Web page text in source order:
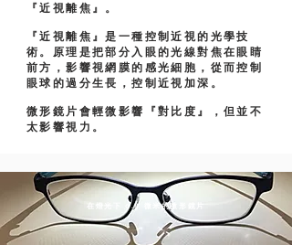
『近視離焦』。
『近視離焦』是一種控制近視的光學技
術。原理是把部分入眼的光線對焦在眼睛
前方，影響視網膜的感光細胞，從而控制
眼球的過分生長，控制近視加深。
微形鏡片會輕微影響『對比度』，但並不
太影響視力。
​在燈光下 0.8 微米的微形鏡片